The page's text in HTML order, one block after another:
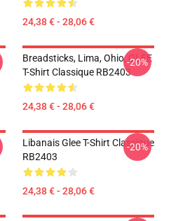
24,38 € - 28,06 €
Breadsticks, Lima, Ohio, GLEE
T-Shirt Classique RB2403
24,38 € - 28,06 €
-20%
Libanais Glee T-Shirt Classique
RB2403
24,38 € - 28,06 €
-20%